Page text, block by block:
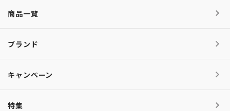
商品一覧
ブランド
キャンペーン
特集